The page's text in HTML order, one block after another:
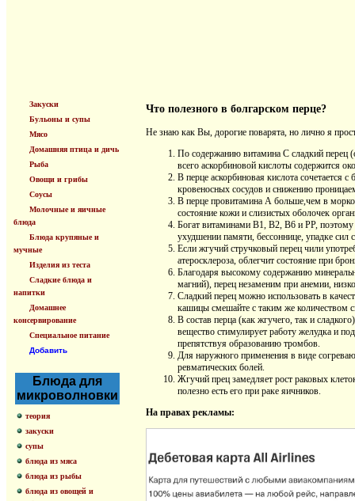
Закуски
Бульоны и супы
Мясо
Домашняя птица и дичь
Рыба
Овощи и грибы
Соусы
Молочные и яичные
блюда
Блюда крупяные и
мучные
Изделия из теста
Сладкие блюда и
напитки
Домашнее
консервирование
Специальное питание
Добавить
Блюда для
микроволновки
теория
закуски
супы
блюда из мяса
блюда из рыбы
блюда из овощей и
Что полезного в болгарском перце?
Не знаю как Вы, дорогие поварята, но лично я
По содержанию витамина С сладкий перец
всего аскорбиновой кислоты содержится
В перце аскорбиновая кислота сочетается
кровеносных сосудов и снижению
В перце провитамина А больше,чем в
состояние кожи и слизистых оболочек
Богат витаминами В1, В2, В6 и РР,
ухудшении памяти, бессоннице, упадке сил
Если жгучий стручковый перец чили
атеросклероза, облегчит состояние при
Благодаря высокому содержанию
магний), перец незаменим при анемии,
Сладкий перец можно использовать в
кашицы смешайте с таким же количеством
В состав перца (как жгучего, так и
вещество стимулирует работу желудка и
препятствуя образованию тромбов.
Для наружного применения в виде
ревматических болей.
Жгучий прец замедляет рост раковых
полезно есть его при раке яичников.
На правах рекламы: